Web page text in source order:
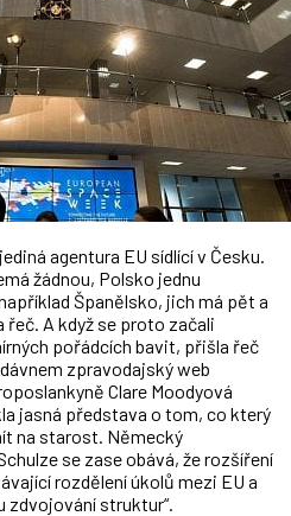
agentura EU sídlící v Česku.
žádnou, Polsko jednu
Španělsko, jich má pět a
řeč. A když se proto začali
pořádcích bavit, přišla řeč
zpravodajský web
Clare Moodyová
jasná představa o tom, co který
na starost. Německý
se zase obává, že rozšíření
rozdělení úkolů mezi EU a
zdvojování struktur“.